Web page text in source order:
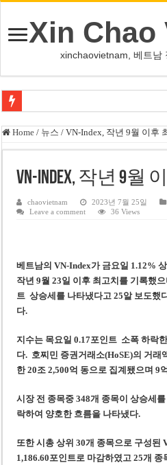
Xin Chao
xinchaovietnam, 베트남
쩐 타인 먼 베트남 국회의장 “외교 성과,
싱가포르 하오마트, 마지막 프리미엄 매
베트남 은행 분기 순이익 1조 동 시대…
팜 녓 브엉 빈그룹 회장 딸, 그룹 계열사
베트남 MB은행, 2026년 수익 목표 자
베트남주식 HAT, 15년 연속 현금 배당…
‘1,000억 달러 남북고속철 투자’ 호언장
베트남 세무당국, 납세자 정보 공개 기준
Home / 뉴스 / VN-Index, 작년 9월 이후
VN-Index, 작년 9월
chaovietnam 2023년 7월 25일
Leave a comment
36 Views
베트남의 VN-Index가금요일 1.12%
작년 9월 23일 이후 최고치를 기록했
트 상승세를 나타냈다고 25알 보도했
다.
지수는 목요일 0.17포인트 소폭 하락
다. 호찌민 증권거래소(HoSE)의 거래
한 20조 2,500억 동으로 집계됐으며 9
시장 전 종목중 348개 종목이 상승세
락하여 양호한 흐름을 나타냈다.
또한 시총 상위 30개 종목으로 구성된
1,186.60포인트로 마감하였고 25개